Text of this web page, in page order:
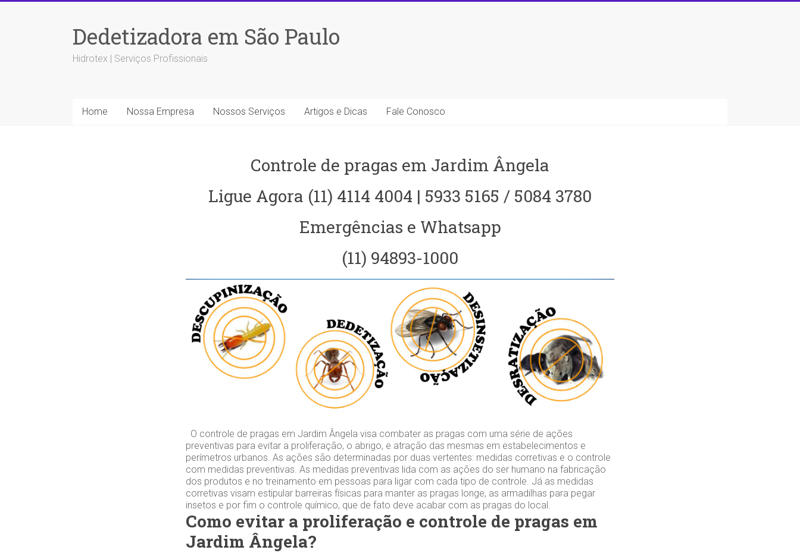
Dedetizadora em São Paulo
Hidrotex | Serviços Profissionais
Home Nossa Empresa Nossos Serviços Artigos e Dicas Fale Conosco
Controle de pragas em Jardim Ângela
Ligue Agora (11) 4114 4004 | 5933 5165 / 5084 3780
Emergências e Whatsapp
(11) 94893-1000
O controle de pragas em Jardim Ângela visa combater as pragas com uma série de ações
preventivas para evitar a proliferação, o abrigo, e atração das mesmas em estabelecimentos e
perímetros urbanos. As ações são determinadas por duas vertentes: medidas corretivas e o controle
com medidas preventivas. As medidas preventivas lida com as ações do ser humano na fabricação
dos produtos e no treinamento em pessoas para ligar com cada tipo de controle. Já as medidas
corretivas visam estipular barreiras físicas para manter as pragas longe, as armadilhas para pegar
insetos e por fim o controle químico, que de fato deve acabar com as pragas do local.
Como evitar a proliferação e controle de pragas em
Jardim Ângela?